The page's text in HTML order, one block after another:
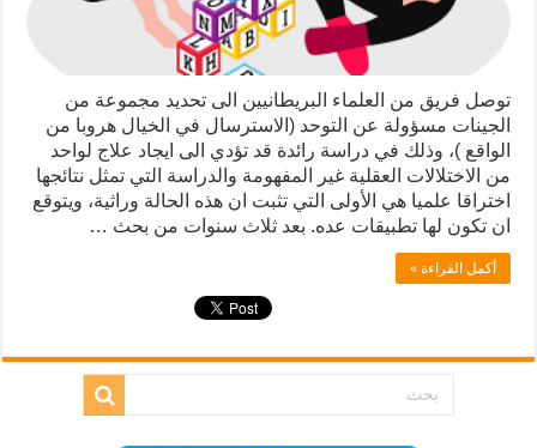
توصل فريق من العلماء البريطانيين الى تحديد مجموعة من
الجينات مسؤولة عن التوحد (الاسترسال في الخيال هروبا من
الواقع )، وذلك في دراسة رائدة قد تؤدي الى ايجاد علاج لواحد
من الاختلالات العقلية غير المفهومة والدراسة التي تمثل نتائجها
اختراقا علميا هي الأولى التي تثبت ان هذه الحالة وراثية، ويتوقع
ان تكون لها تطبيقات عده. بعد ثلاث سنوات من بحث …
أكمل القراءة »